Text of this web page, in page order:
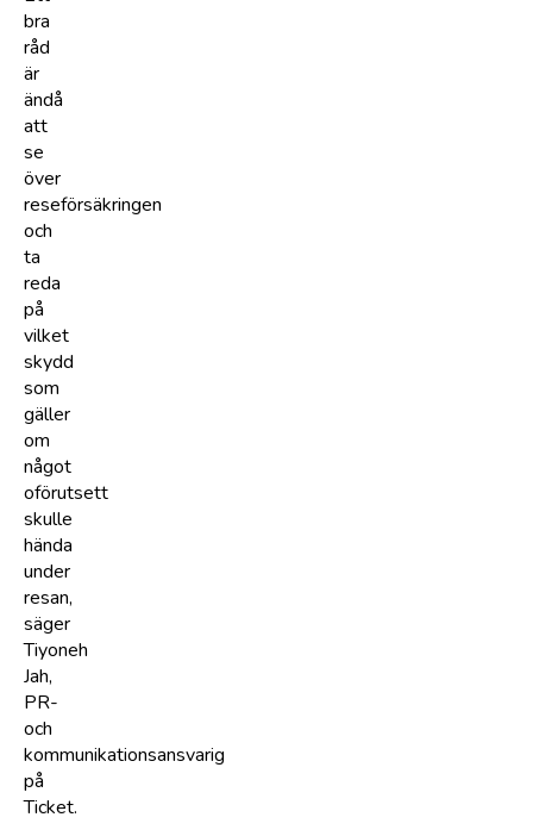
bra
råd
är
ändå
att
se
över
reseförsäkringen
och
ta
reda
på
vilket
skydd
som
gäller
om
något
oförutsett
skulle
hända
under
resan,
säger
Tiyoneh
Jah,
PR-
och
kommunikationsansvarig
på
Ticket.